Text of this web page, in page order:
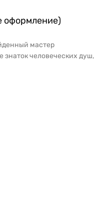
оформление)
мастер
человеческих душ,